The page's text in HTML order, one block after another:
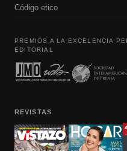
Código etico
PREMIOS A LA EXCELENCIA
EDITORIAL
REVISTAS